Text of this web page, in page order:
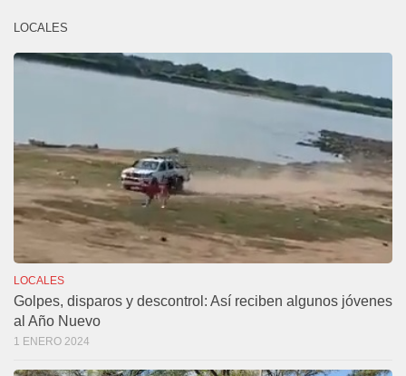
LOCALES
LOCALES
Golpes, disparos y descontrol: Así reciben algunos jóvenes
al Año Nuevo
1 ENERO 2024